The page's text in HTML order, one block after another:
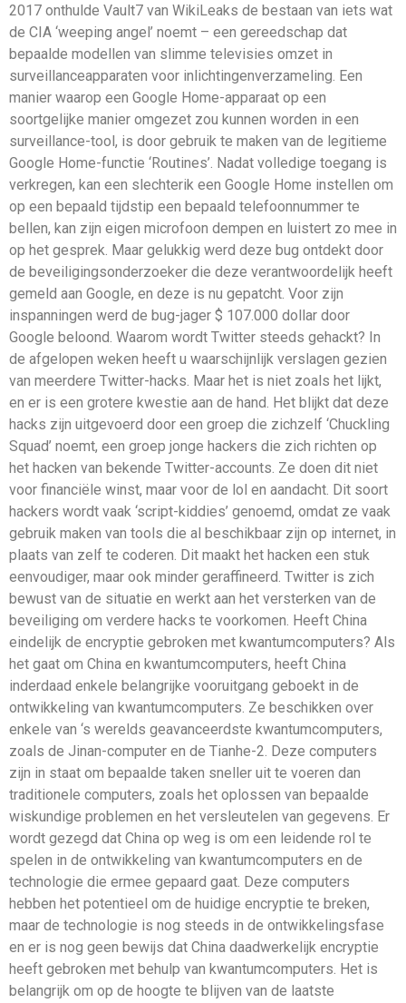
2017 onthulde Vault7 van WikiLeaks de bestaan van iets wat
de CIA ‘weeping angel’ noemt – een gereedschap dat
bepaalde modellen van slimme televisies omzet in
surveillanceapparaten voor inlichtingenverzameling. Een
manier waarop een Google Home-apparaat op een
soortgelijke manier omgezet zou kunnen worden in een
surveillance-tool, is door gebruik te maken van de legitieme
Google Home-functie ‘Routines’. Nadat volledige toegang is
verkregen, kan een slechterik een Google Home instellen om
op een bepaald tijdstip een bepaald telefoonnummer te
bellen, kan zijn eigen microfoon dempen en luistert zo mee in
op het gesprek. Maar gelukkig werd deze bug ontdekt door
de beveiligingsonderzoeker die deze verantwoordelijk heeft
gemeld aan Google, en deze is nu gepatcht. Voor zijn
inspanningen werd de bug-jager $ 107.000 dollar door
Google beloond. Waarom wordt Twitter steeds gehackt? In
de afgelopen weken heeft u waarschijnlijk verslagen gezien
van meerdere Twitter-hacks. Maar het is niet zoals het lijkt,
en er is een grotere kwestie aan de hand. Het blijkt dat deze
hacks zijn uitgevoerd door een groep die zichzelf ‘Chuckling
Squad’ noemt, een groep jonge hackers die zich richten op
het hacken van bekende Twitter-accounts. Ze doen dit niet
voor financiële winst, maar voor de lol en aandacht. Dit soort
hackers wordt vaak ‘script-kiddies’ genoemd, omdat ze vaak
gebruik maken van tools die al beschikbaar zijn op internet, in
plaats van zelf te coderen. Dit maakt het hacken een stuk
eenvoudiger, maar ook minder geraffineerd. Twitter is zich
bewust van de situatie en werkt aan het versterken van de
beveiliging om verdere hacks te voorkomen. Heeft China
eindelijk de encryptie gebroken met kwantumcomputers? Als
het gaat om China en kwantumcomputers, heeft China
inderdaad enkele belangrijke vooruitgang geboekt in de
ontwikkeling van kwantumcomputers. Ze beschikken over
enkele van ‘s werelds geavanceerdste kwantumcomputers,
zoals de Jinan-computer en de Tianhe-2. Deze computers
zijn in staat om bepaalde taken sneller uit te voeren dan
traditionele computers, zoals het oplossen van bepaalde
wiskundige problemen en het versleutelen van gegevens. Er
wordt gezegd dat China op weg is om een ​​leidende rol te
spelen in de ontwikkeling van kwantumcomputers en de
technologie die ermee gepaard gaat. Deze computers
hebben het potentieel om de huidige encryptie te breken,
maar de technologie is nog steeds in de ontwikkelingsfase
en er is nog geen bewijs dat China daadwerkelijk encryptie
heeft gebroken met behulp van kwantumcomputers. Het is
belangrijk om op de hoogte te blijven van de laatste